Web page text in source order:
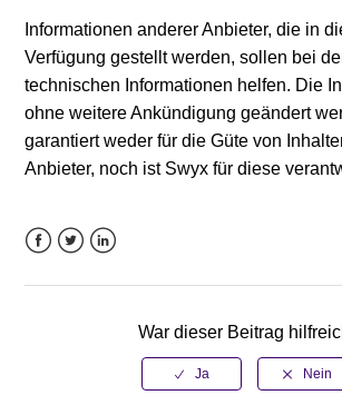
Informationen anderer Anbieter, die in
Verfügung gestellt werden, sollen bei
technischen Informationen helfen. Die
ohne weitere Ankündigung geändert
garantiert weder für die Güte von
Anbieter, noch ist Swyx für diese
War dieser Beitrag